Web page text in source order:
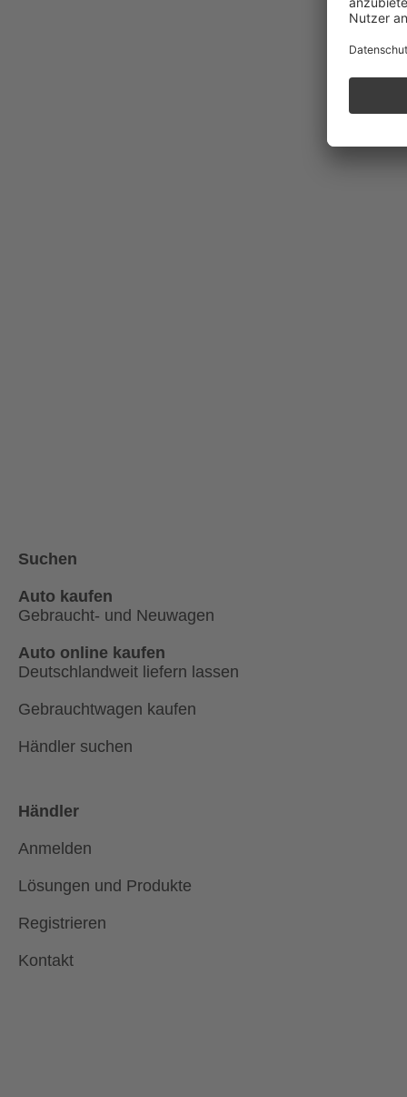
Suchen
Auto kaufen
Gebraucht- und Neuwagen
Auto online kaufen
Deutschlandweit liefern lassen
Gebrauchtwagen kaufen
Händler suchen
Händler
Anmelden
Lösungen und Produkte
Registrieren
Kontakt